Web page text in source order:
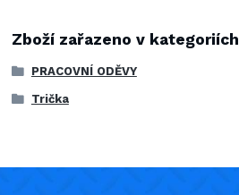
Zboží zařazeno v kategoriích
PRACOVNÍ ODĚVY
Trička